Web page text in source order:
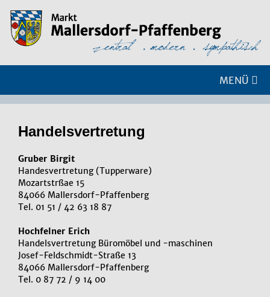
MENÜ
Han­dels­ver­tre­tung
Gruber Birgit
Handesvertretung (Tupperware)
Mozartstrßae 15
84066 Mallersdorf-Pfaffenberg
Tel. 01 51 / 42 63 18 87
Hochfelner Erich
Handelsvertretung Büromöbel und -maschinen
Josef-Feldschmidt-Straße 13
84066 Mallersdorf-Pfaffenberg
Tel. 0 87 72 / 9 14 00